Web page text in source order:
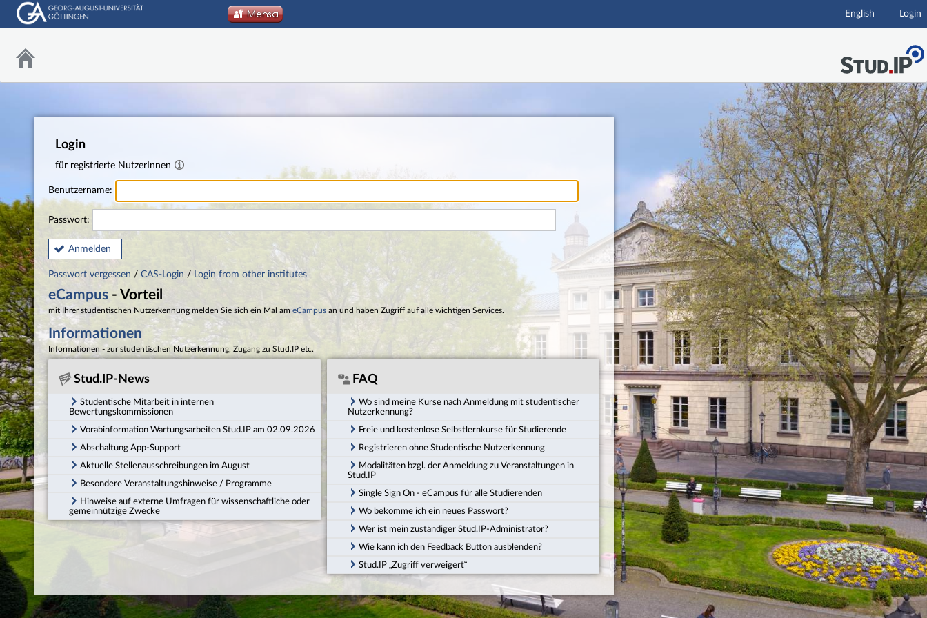
Hauptnavigation
English Login
Login
für registrierte NutzerInnen
Benutzername:
Passwort:
Anmelden
Passwort vergessen / CAS-Login / Login from other institutes
eCampus - Vorteil
mit Ihrer studentischen Nutzerkennung melden Sie sich ein Mal am eCampus an und haben Zugriff auf alle wichtigen Services.
Informationen
Informationen - zur studentischen Nutzerkennung, Zugang zu Stud.IP etc.
Stud.IP-News
Studentische Mitarbeit in internen
Bewertungskommissionen
Vorabinformation Wartungsarbeiten Stud.IP am 02.09.2026
Abschaltung App-Support
Aktuelle Stellenausschreibungen im August
Besondere Veranstaltungshinweise / Programme
Hinweise auf externe Umfragen für wissenschaftliche oder
gemeinnützige Zwecke
FAQ
Wo sind meine Kurse nach Anmeldung mit studentischer
Nutzerkennung?
Freie und kostenlose Selbstlernkurse für Studierende
Registrieren ohne Studentische Nutzerkennung
Modalitäten bzgl. der Anmeldung zu Veranstaltungen in
Stud.IP
Single Sign On - eCampus für alle Studierenden
Wo bekomme ich ein neues Passwort?
Wer ist mein zuständiger Stud.IP-Administrator?
Wie kann ich den Feedback Button ausblenden?
Stud.IP „Zugriff verweigert“